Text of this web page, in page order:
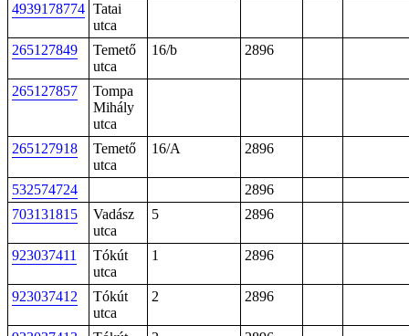
4939178774 Tatai
utca
265127849
Temető
utca
16/b 2896
265127857
Tompa
Mihály
utca
265127918
Temető
utca
16/A 2896
532574724
2896
703131815
Vadász
utca
5 2896
923037411
Tókút
utca
1 2896
923037412
Tókút
utca
2 2896